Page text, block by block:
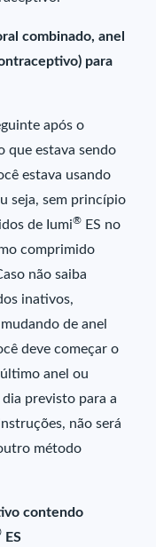
combinado, anel
para
após o
que estava sendo
estava usando
seja, sem princípio
de Iumi® ES no
comprimido
não saiba
inativos,
de anel
deve começar o
anel ou
previsto para a
não será
método
contendo
ES